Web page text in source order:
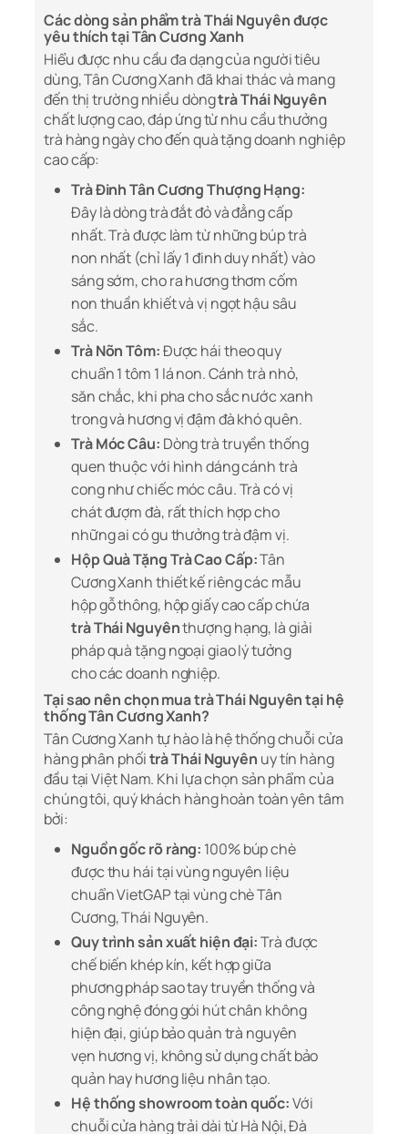
Các dòng sản phẩm trà Thái Nguyên được
yêu thích tại Tân Cương Xanh
Hiểu được nhu cầu đa dạng của người tiêu
dùng, Tân Cương Xanh đã khai thác và mang
đến thị trường nhiều dòngtrà Thái Nguyên
chất lượng cao, đáp ứng từ nhu cầu thưởng
trà hàng ngày cho đến quà tặng doanh nghiệp
cao cấp:
Trà Đinh Tân Cương Thượng Hạng:
Đây là dòng trà đắt đỏ và đẳng cấp
nhất. Trà được làm từ những búp trà
non nhất (chỉ lấy 1 đinh duy nhất) vào
sáng sớm, cho ra hương thơm cốm
non thuần khiết và vị ngọt hậu sâu
sắc.
Trà Nõn Tôm:Được hái theo quy
chuẩn 1 tôm 1 lá non. Cánh trà nhỏ,
săn chắc, khi pha cho sắc nước xanh
trong và hương vị đậm đà khó quên.
Trà Móc Câu: Dòng trà truyền thống
quen thuộc với hình dáng cánh trà
cong như chiếc móc câu. Trà có vị
chát đượm đà, rất thích hợp cho
những ai có gu thưởng trà đậm vị.
Hộp Quà Tặng Trà Cao Cấp:Tân
Cương Xanh thiết kế riêng các mẫu
hộp gỗ thông, hộp giấy cao cấp chứa
trà Thái Nguyênthượng hạng, là giải
pháp quà tặng ngoại giao lý tưởng
cho các doanh nghiệp.
Tại sao nên chọn mua trà Thái Nguyên tại hệ
thống Tân Cương Xanh?
Tân Cương Xanh tự hào là hệ thống chuỗi cửa
hàng phân phốitrà Thái Nguyên uy tín hàng
đầu tại Việt Nam. Khi lựa chọn sản phẩm của
chúng tôi, quý khách hàng hoàn toàn yên tâm
bởi:
Nguồn gốc rõ ràng: 100% búp chè
được thu hái tại vùng nguyên liệu
chuẩn VietGAP tại vùng chè Tân
Cương, Thái Nguyên.
Quy trình sản xuất hiện đại:Trà được
chế biến khép kín, kết hợp giữa
phương pháp sao tay truyền thống và
công nghệ đóng gói hút chân không
hiện đại, giúp bảo quản trà nguyên
vẹn hương vị, không sử dụng chất bảo
quản hay hương liệu nhân tạo.
Hệ thống showroom toàn quốc:Với
chuỗi cửa hàng trải dài từ Hà Nội, Đà